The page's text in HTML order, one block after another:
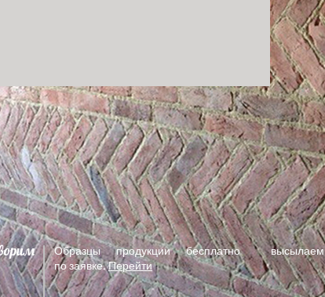
Образцы продукциибесплатно высылаем
позаявке.Перейти